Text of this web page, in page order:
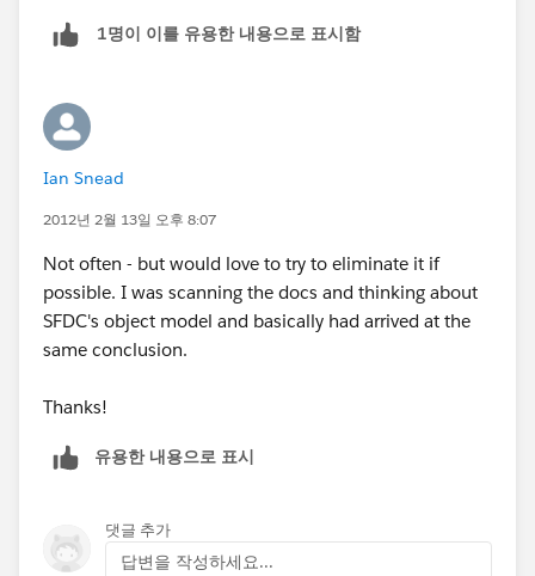
1명이 이를 유용한 내용으로 표시함
Ian Snead
2012년 2월 13일 오후 8:07
Not often - but would love to try to eliminate it if
possible. I was scanning the docs and thinking about
SFDC's object model and basically had arrived at the
same conclusion.
Thanks!
유용한 내용으로 표시
댓글 추가
답변을 작성하세요...